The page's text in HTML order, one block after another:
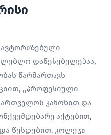
ავტორიზებული
დაწესებულებაა,
წარმართავს
,,პროფესიული
კანონით და
აქტებით,
წესდებით. კოლეჯი